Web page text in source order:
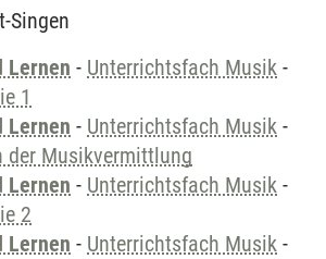
Singen
Lernen - Unterrichtsfach Musik -
1
Lernen - Unterrichtsfach Musik -
der Musikvermittlung
Lernen - Unterrichtsfach Musik -
2
Lernen - Unterrichtsfach Musik -